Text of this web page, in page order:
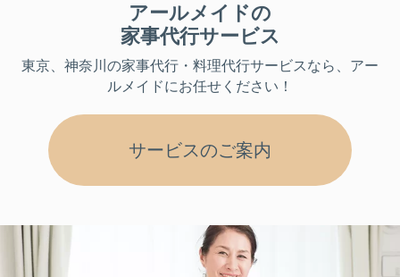
アールメイドの
家事代行サービス
東京、神奈川 の家事代行・料理代行サービスなら、アー
ルメイドにお任せください！
サービスのご案内